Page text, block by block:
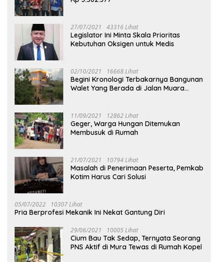
27/07/2021 43316 Lihat
Legislator Ini Minta Skala Prioritas
Kebutuhan Oksigen untuk Medis
02/10/2021 16668 Lihat
Begini Kronologi Terbakarnya Bangunan
Walet Yang Berada di Jalan Muara
11/09/2021 12862 Lihat
Geger, Warga Hungan Ditemukan
Membusuk di Rumah
21/07/2021 10794 Lihat
Masalah di Penerimaan Peserta, Pemkab
Kotim Harus Cari Solusi
05/07/2022 10307 Lihat
Pria Berprofesi Mekanik Ini Nekat Gantung Diri
29/06/2021 10005 Lihat
Cium Bau Tak Sedap, Ternyata Seorang
PNS Aktif di Mura Tewas di Rumah Kopel